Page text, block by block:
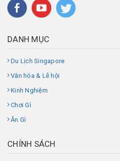
DANH MỤC
Du Lịch Singapore
Văn hóa & Lễ hội
Kinh Nghiệm
Chơi Gì
Ăn Gì
CHÍNH SÁCH